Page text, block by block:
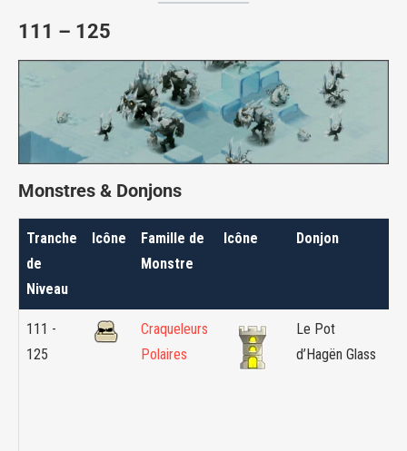
111 – 125
Monstres & Donjons
Tranche
de
Niveau
Icône
Famille de
Monstre
Icône Donjon
111 -
125
Craqueleurs
Polaires
Le Pot
d’Hagën Glass